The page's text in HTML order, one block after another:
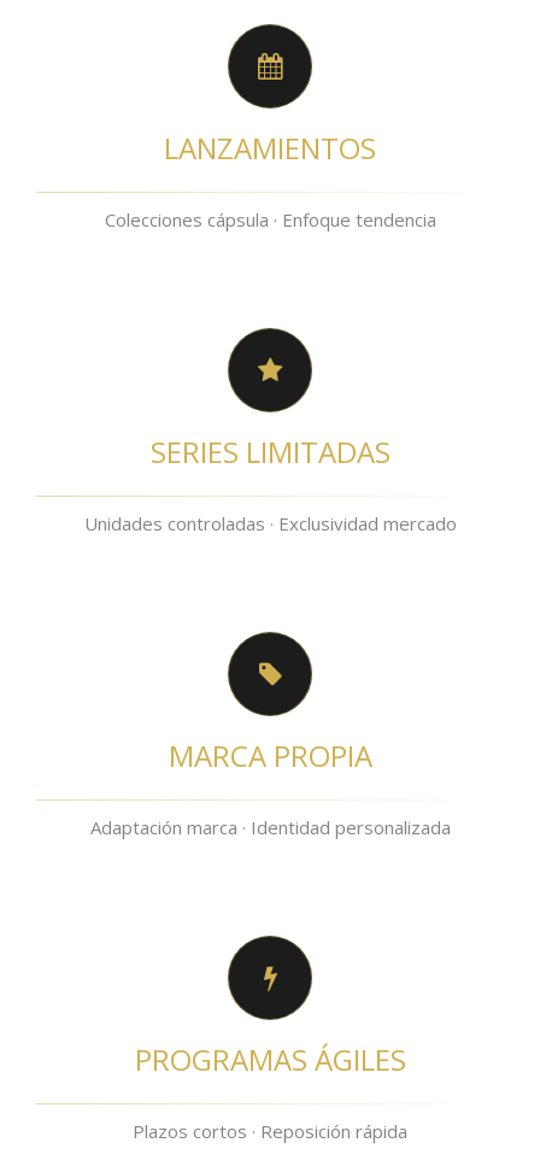
LANZAMIENTOS
Colecciones cápsula · Enfoque tendencia
SERIES LIMITADAS
Unidades controladas · Exclusividad mercado
MARCA PROPIA
Adaptación marca · Identidad personalizada
PROGRAMAS ÁGILES
Plazos cortos · Reposición rápida